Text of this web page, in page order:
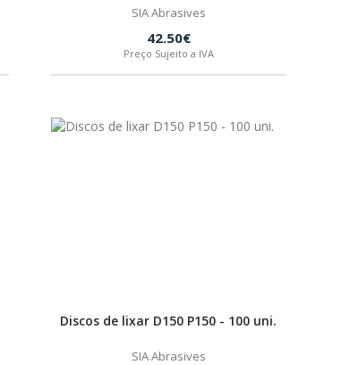
SIA Abrasives
42.50€
Preço Sujeito a IVA
Discos de lixar D150 P150 - 100 uni.
SIA Abrasives